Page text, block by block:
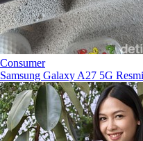
Consumer
Samsung Galaxy A27 5G